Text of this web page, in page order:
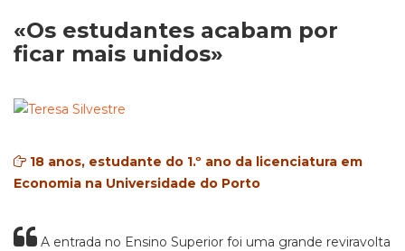
«Os estudantes acabam por
ficar mais unidos»
18 anos, estudante do 1.º ano da licenciatura em
Economia na Universidade do Porto
A entrada no Ensino Superior foi uma grande reviravolta